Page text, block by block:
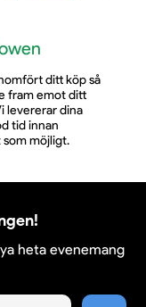
ditt köp så
fram emot ditt
levererar dina
tid innan
möjligt.
heta evenemang